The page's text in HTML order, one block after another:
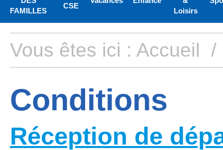
FAMILLES
CSE
Loisirs
Vous êtes ici : Accueil
Conditions
Réception de